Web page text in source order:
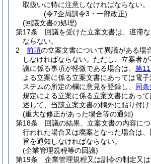
取扱いに特に注意しなければならない。
(令7企局訓令3・一部改正)
(回議文書の処理)
第17条
回議を受けた立案文書は、遅滞
ならない。
2
前項の立案文書について異議がある場
しなければならない。 ただし、立案者
議に係る事項が軽微である場合は、 第
よる立案に係る立案文書にあっては電
ステムの所定の欄に意見を登録し、 同
規定による立案に係る立案文書にあっ
述して、当該立案文書の欄外に貼り付け
(重大な修正があった場合等の通知)
第18条
回議の結果、立案文書の内容に
行われた場合又は廃案となった場合は
旨を通知しなければならない。
(企業管理規程等の回議)
第19条
企業管理規程又は訓令の制定又